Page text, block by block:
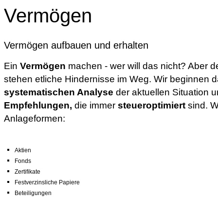
Vermögen
Vermögen aufbauen und erhalten
Ein Vermögen machen - wer will das nicht? Aber
stehen etliche Hindernisse im Weg. Wir beginnen
systematischen Analyse der aktuellen Situation
Empfehlungen, die immer steueroptimiert sind.
Anlageformen:
Aktien
Fonds
Zertifikate
Festverzinsliche Papiere
Beteiligungen